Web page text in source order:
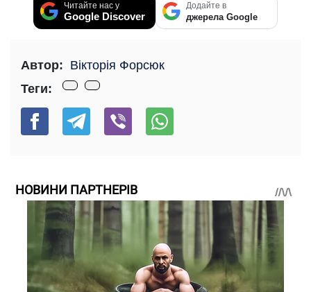
Читайте нас у
Google Discover
Додайте в
джерела Google
Автор: Вікторія Форсюк
Теги:
НОВИНИ ПАРТНЕРІВ